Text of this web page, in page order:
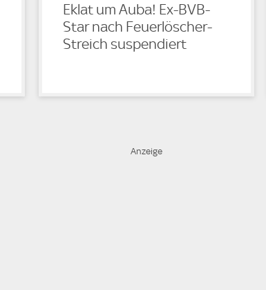
Eklat um Auba! Ex-BVB-
Star nach Feuerlöscher-
Streich suspendiert